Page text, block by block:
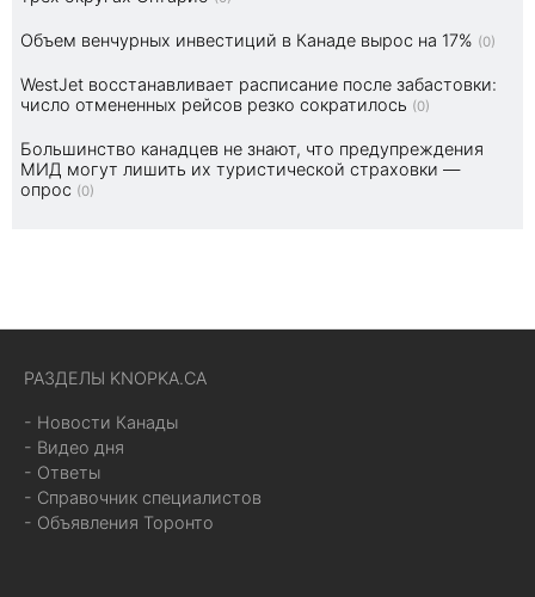
Объем венчурных инвестиций в Канаде вырос на 17% (0)
WestJet восстанавливает расписание после забастовки:
число отмененных рейсов резко сократилось (0)
Большинство канадцев не знают, что предупреждения
МИД могут лишить их туристической страховки —
опрос (0)
РАЗДЕЛЫ KNOPKA.CA
- Новости Канады
- Видео дня
- Ответы
- Справочник специалистов
- Объявления Торонто